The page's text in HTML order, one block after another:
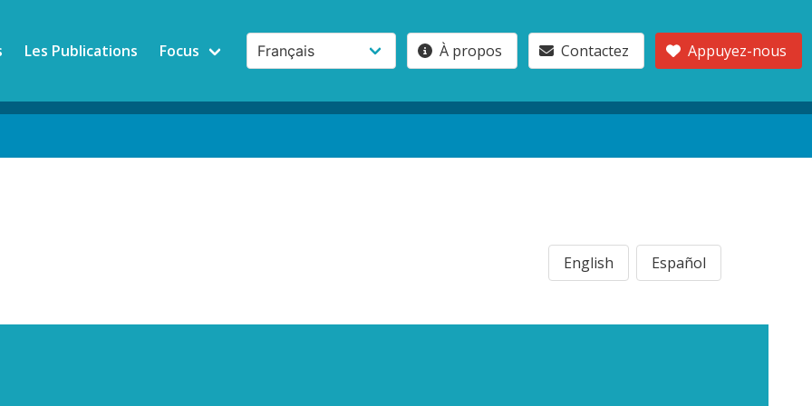
Les Publications Focus À propos Contactez Appuyez-nous
English Español